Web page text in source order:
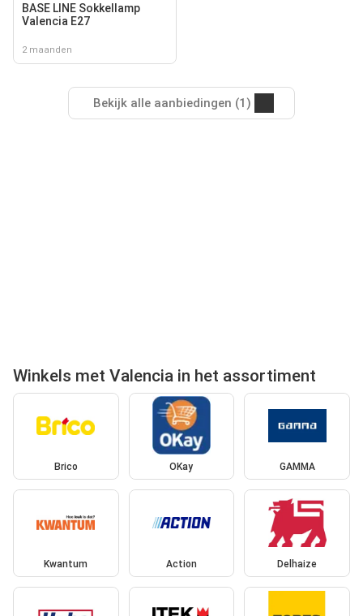
BASE LINE Sokkellamp
Valencia E27
2 maanden
Bekijk alle aanbiedingen (1)
Winkels met Valencia in het assortiment
Brico OKay GAMMA
Kwantum Action Delhaize